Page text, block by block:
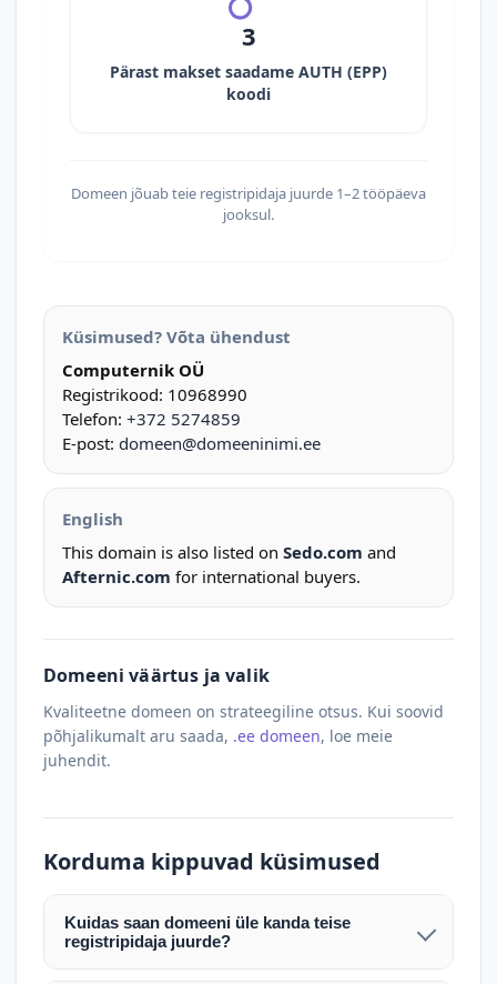
3
Pärast makset saadame AUTH (EPP)
koodi
Domeen jõuab teie registripidaja juurde 1–2 tööpäeva
jooksul.
Küsimused? Võta ühendust
Computernik OÜ
Registrikood: 10968990
Telefon: +372 5274859
E-post: domeen@domeeninimi.ee
English
This domain is also listed on Sedo.com and
Afternic.com for international buyers.
Domeeni väärtus ja valik
Kvaliteetne domeen on strateegiline otsus. Kui soovid
põhjalikumalt aru saada, .ee domeen, loe meie
juhendit.
Korduma kippuvad küsimused
Kuidas saan domeeni üle kanda teise
registripidaja juurde?